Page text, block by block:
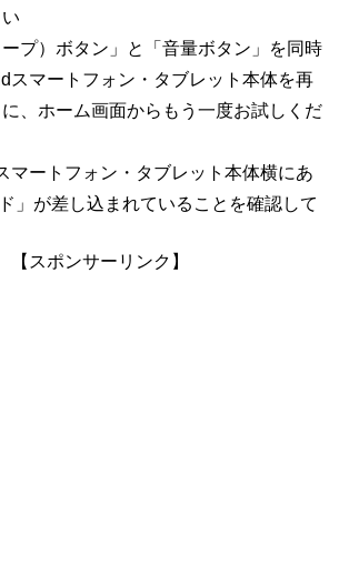
ープ）ボタン」と「音量ボタン」を同時
スマートフォン・タブレット本体を再
、ホーム画面からもう一度お試しくだ
マートフォン・タブレット本体横にあ
」が差し込まれていることを確認して
【スポンサーリンク】